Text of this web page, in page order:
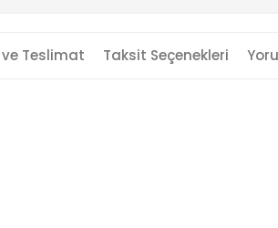
Teslimat Taksit Seçenekleri